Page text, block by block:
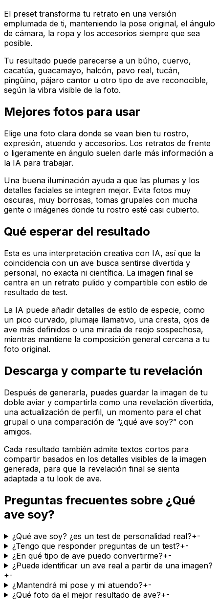
El preset transforma tu retrato en una versión
emplumada de ti, manteniendo la pose original, el ángulo
de cámara, la ropa y los accesorios siempre que sea
posible.
Tu resultado puede parecerse a un búho, cuervo,
cacatúa, guacamayo, halcón, pavo real, tucán,
pingüino, pájaro cantor u otro tipo de ave reconocible,
según la vibra visible de la foto.
Mejores fotos para usar
Elige una foto clara donde se vean bien tu rostro,
expresión, atuendo y accesorios. Los retratos de frente
o ligeramente en ángulo suelen darle más información a
la IA para trabajar.
Una buena iluminación ayuda a que las plumas y los
detalles faciales se integren mejor. Evita fotos muy
oscuras, muy borrosas, tomas grupales con mucha
gente o imágenes donde tu rostro esté casi cubierto.
Qué esperar del resultado
Esta es una interpretación creativa con IA, así que la
coincidencia con un ave busca sentirse divertida y
personal, no exacta ni científica. La imagen final se
centra en un retrato pulido y compartible con estilo de
resultado de test.
La IA puede añadir detalles de estilo de especie, como
un pico curvado, plumaje llamativo, una cresta, ojos de
ave más definidos o una mirada de reojo sospechosa,
mientras mantiene la composición general cercana a tu
foto original.
Descarga y comparte tu revelación
Después de generarla, puedes guardar la imagen de tu
doble aviar y compartirla como una revelación divertida,
una actualización de perfil, un momento para el chat
grupal o una comparación de “¿qué ave soy?” con
amigos.
Cada resultado también admite textos cortos para
compartir basados en los detalles visibles de la imagen
generada, para que la revelación final se sienta
adaptada a tu look de ave.
Preguntas frecuentes sobre ¿Qué
ave soy?
¿Qué ave soy? ¿es un test de personalidad real?+-
¿Tengo que responder preguntas de un test?+-
¿En qué tipo de ave puedo convertirme?+-
¿Puede identificar un ave real a partir de una imagen?
+-
¿Mantendrá mi pose y mi atuendo?+-
¿Qué foto da el mejor resultado de ave?+-